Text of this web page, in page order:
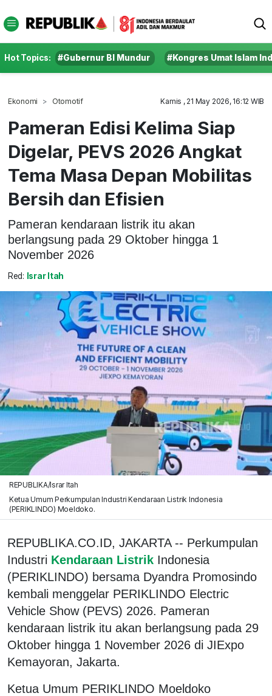
Hot Topics: #Gubernur BI Mundur #Kongres Umat Islam
Ekonomi Otomotif Kamis , 21 May 2026, 16:12 WIB
Pameran Edisi Kelima Siap
Digelar, PEVS 2026 Angkat
Tema Masa Depan Mobilitas
Bersih dan Efisien
Pameran kendaraan listrik itu akan
berlangsung pada 29 Oktober hingga 1
November 2026
Red: Israr Itah
REPUBLIKA/Israr Itah
Ketua Umum Perkumpulan Industri Kendaraan Listrik Indonesia
(PERIKLINDO) Moeldoko.
REPUBLIKA.CO.ID, JAKARTA -- Perkumpulan
Industri Kendaraan Listrik Indonesia
(PERIKLINDO) bersama Dyandra Promosindo
kembali menggelar PERIKLINDO Electric
Vehicle Show (PEVS) 2026. Pameran
kendaraan listrik itu akan berlangsung pada 29
Oktober hingga 1 November 2026 di JIExpo
Kemayoran, Jakarta.
Ketua Umum PERIKLINDO Moeldoko